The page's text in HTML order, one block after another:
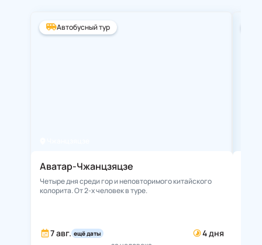
Автобусный тур
Аватар-Чжанцзяцзе
Четыре дня среди гор и неповторимого китайского
колорита. От 2-х человек в туре.
7 авг. ещё даты 4 дня